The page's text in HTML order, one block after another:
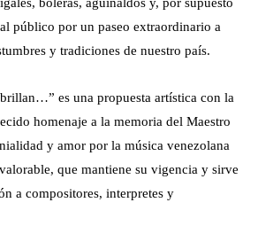
público por un paseo extraordinario a
y tradiciones de nuestro país.
es una propuesta artística con la
homenaje a la memoria del Maestro
y amor por la música venezolana
que mantiene su vigencia y sirve
a compositores, interpretes y